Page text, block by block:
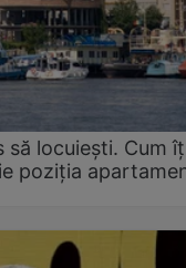
să locuiești. Cum
poziția